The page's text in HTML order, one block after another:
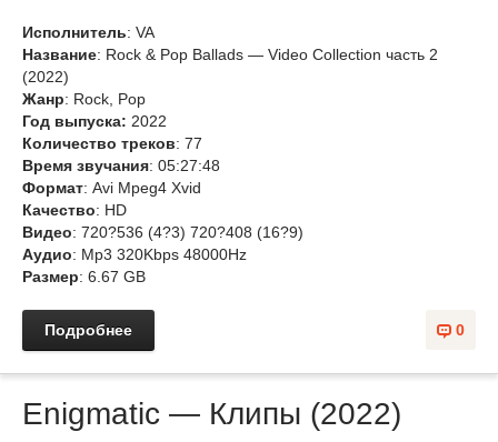
Исполнитель: VA
Название: Rock & Pop Ballads — Video Collection часть 2
(2022)
Жанр: Rock, Pop
Год выпуска: 2022
Количество треков: 77
Время звучания: 05:27:48
Формат: Avi Mpeg4 Xvid
Качество: HD
Видео: 720?536 (4?3) 720?408 (16?9)
Аудио: Mp3 320Kbps 48000Hz
Размер: 6.67 GB
0
Подробнее
Enigmatic — Клипы (2022)